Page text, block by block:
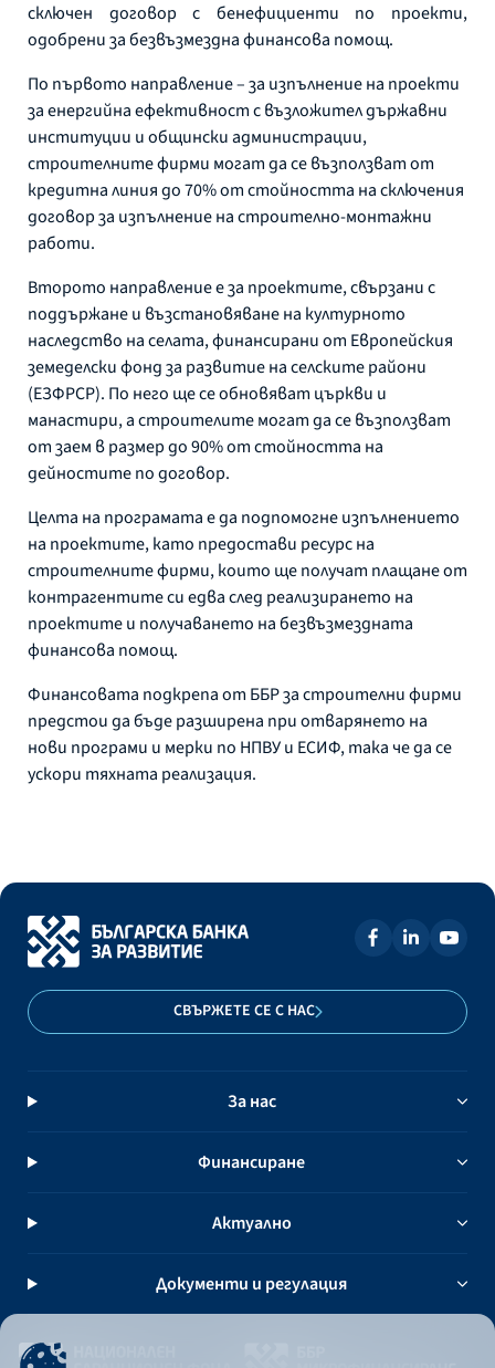
сключен договор с бенефициенти по проекти,
одобрени за безвъзмездна финансова помощ.
По първото направление – за изпълнение на проекти
за енергийна ефективност с възложител държавни
институции и общински администрации,
строителните фирми могат да се възползват от
кредитна линия до 70% от стойността на сключения
договор за изпълнение на строително-монтажни
работи.
Второто направление е за проектите, свързани с
поддържане и възстановяване на културното
наследство на селата, финансирани от Европейския
земеделски фонд за развитие на селските райони
(ЕЗФРСР). По него ще се обновяват църкви и
манастири, а строителите могат да се възползват
от заем в размер до 90% от стойността на
дейностите по договор.
Целта на програмата е да подпомогне изпълнението
на проектите, като предостави ресурс на
строителните фирми, които ще получат плащане от
контрагентите си едва след реализирането на
проектите и получаването на безвъзмездната
финансова помощ.
Финансовата подкрепа от ББР за строителни фирми
предстои да бъде разширена при отварянето на
нови програми и мерки по НПВУ и ЕСИФ, така че да се
ускори тяхната реализация.
СВЪРЖЕТЕ СЕ С НАС
За нас
Финансиране
Актуално
Документи и регулация